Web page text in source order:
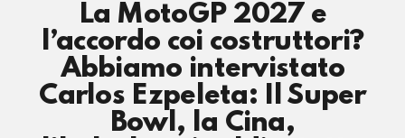
La MotoGP 2027 e
l’accordo coi costruttori?
Abbiamo intervistato
Carlos Ezpeleta: Il Super
Bowl, la Cina,